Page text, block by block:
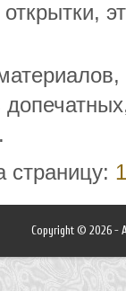
страницу:
Copyright © 2026 -